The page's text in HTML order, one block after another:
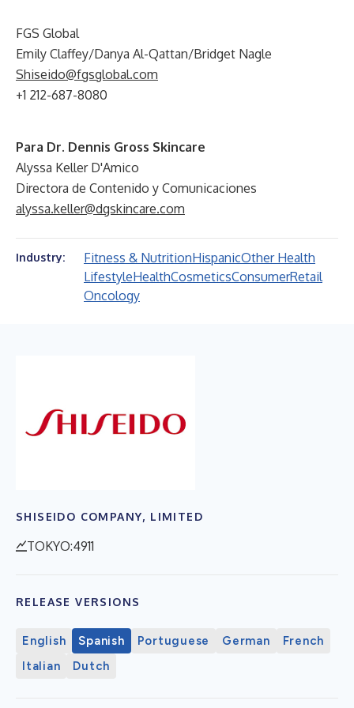
FGS Global
Emily Claffey/Danya Al-Qattan/Bridget Nagle
Shiseido@fgsglobal.com
+1 212-687-8080
Para Dr. Dennis Gross Skincare
Alyssa Keller D'Amico
Directora de Contenido y Comunicaciones
alyssa.keller@dgskincare.com
Industry: Fitness & NutritionHispanicOther Health
LifestyleHealthCosmeticsConsumerRetail
Oncology
SHISEIDO COMPANY, LIMITED
TOKYO:4911
RELEASE VERSIONS
English Spanish Portuguese German
French
Italian
Dutch